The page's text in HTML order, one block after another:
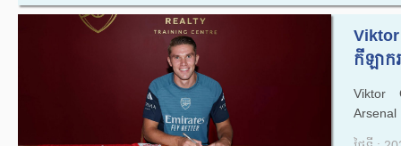
Viktor
កីឡាក
Viktor
Arsenal